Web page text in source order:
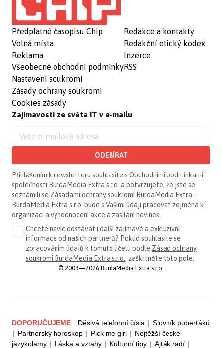
Předplatné časopisu Chip
Volná místa
Reklama
Všeobecné obchodní podmínky
Nastavení soukromí
Zásady ochrany soukromí
Cookies zásady
Redakce a kontakty
Redakční etický kodex
Inzerce
RSS
Zajímavosti ze světa IT v e-mailu
ODEBÍRAT
Přihlášením k newsletteru souhlasíte s Obchodními podmínkami
společnosti BurdaMedia Extra s.r.o. a potvrzujete, že jste se
seznámili se Zásadami ochrany soukromí BurdaMedia Extra -
BurdaMedia Extra s.r.o. bude s Vašimi údaji pracovat zejména k
organizaci a vyhodnocení akce a zasílání novinek.
Chcete navíc dostávat i další zajímavé a exkluzivní
informace od našich partnerů? Pokud souhlasíte se
zpracováním údajů k tomuto účelu podle Zásad ochrany
soukromí BurdaMedia Extra s.r.o. , zaškrtněte toto pole.
© 2003—2026 BurdaMedia Extra s.r.o.
DOPORUČUJEME Děsivá telefonní čísla | Slovník puberťáků
| Partnerský horoskop | Pick me girl | Nejtěžší české
jazykolamy | Láska a vztahy | Kulturní tipy | Ajťák radí |